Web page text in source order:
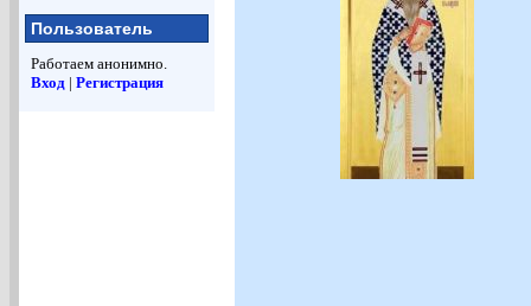
Пользователь
Работаем анонимно.
Вход | Регистрация